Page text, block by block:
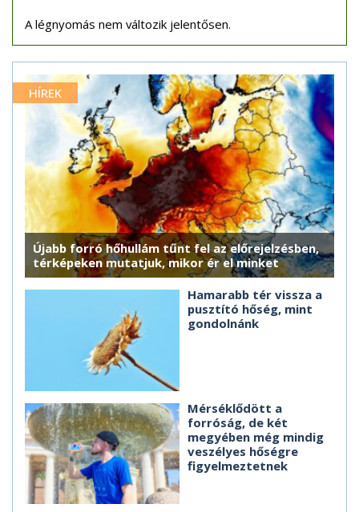
A légnyomás nem változik jelentősen.
HÍREK
Újabb forró hőhullám tűnt fel az előrejelzésben,
térképeken mutatjuk, mikor ér el minket
Hamarabb tér vissza a
pusztító hőség, mint
gondolnánk
Mérséklődött a
forróság, de két
megyében még mindig
veszélyes hőségre
figyelmeztetnek